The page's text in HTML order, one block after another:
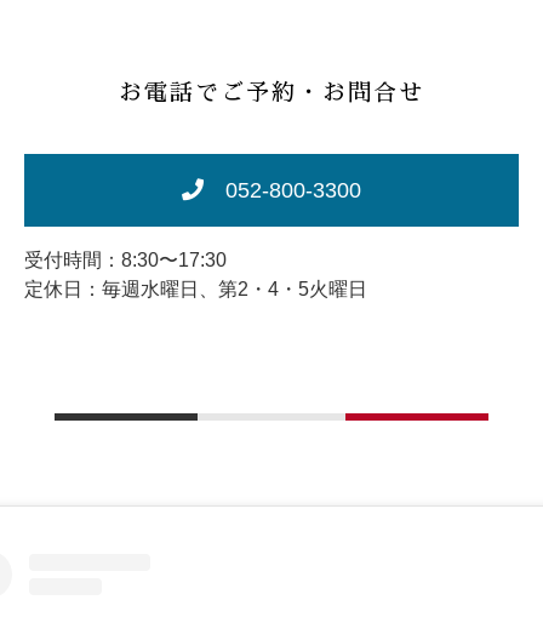
お電話でご予約・お問合せ
052-800-3300
受付時間：8:30〜17:30
定休日：毎週水曜日、第2・4・5火曜日